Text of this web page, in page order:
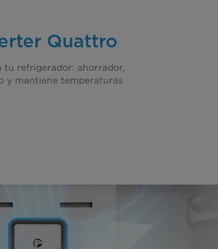
Quattro
tu refrigerador: ahorrador,
y mantiene temperaturas